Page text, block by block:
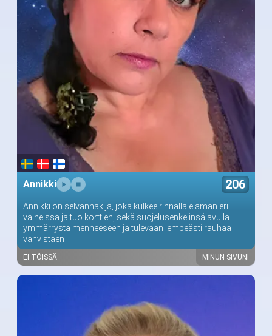
Annikki 206
Annikki on selvännäkijä, joka kulkee rinnalla elämän eri
vaiheissa ja tuo korttien, sekä suojelusenkelinsä avulla
ymmärrystä menneeseen ja tulevaan lempeästi rauhaa
vahvistaen
EI TÖISSÄ MINUN SIVUNI